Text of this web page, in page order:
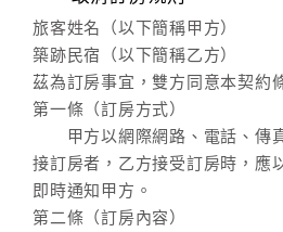
旅客姓名（以下簡稱甲方）
築跡民宿（以下簡稱乙方）
茲為訂房事宜，雙方同意本契約
第一條（訂房方式）
甲方以網際網路、電話、傳真
接訂房者，乙方接受訂房時，應
即時通知甲方。
第二條（訂房內容）